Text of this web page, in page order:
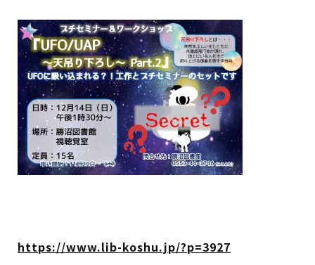
https://www.lib-koshu.jp/?p=3927
スポンサー企業
リンク集
利用案内
申請書ダウンロード
蔵書検索・マイページ